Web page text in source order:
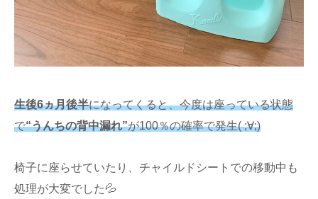
生後6ヵ月後半になってくると、今度は座っている状態
で“うんちの背中漏れ”が100％の確率で発生( ;∀;)
椅子に座らせていたり、チャイルドシートでの移動中も
処理が大変でした💦